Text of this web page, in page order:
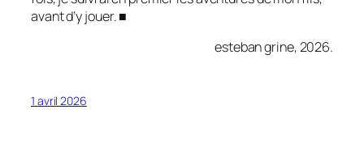
avant d’y jouer. ■
esteban grine, 2026.
1 avril 2026